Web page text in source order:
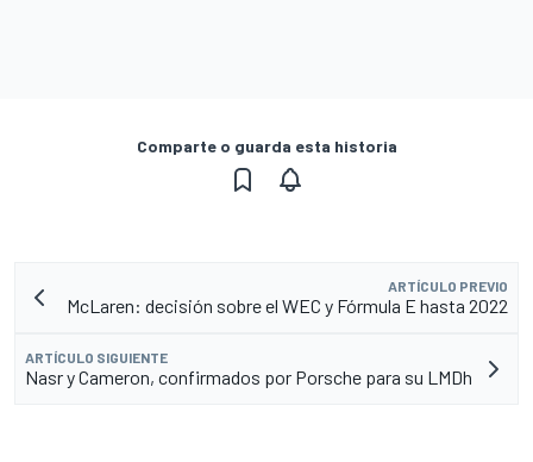
Comparte o guarda esta historia
ARTÍCULO PREVIO
McLaren: decisión sobre el WEC y Fórmula E hasta 2022
ARTÍCULO SIGUIENTE
Nasr y Cameron, confirmados por Porsche para su LMDh